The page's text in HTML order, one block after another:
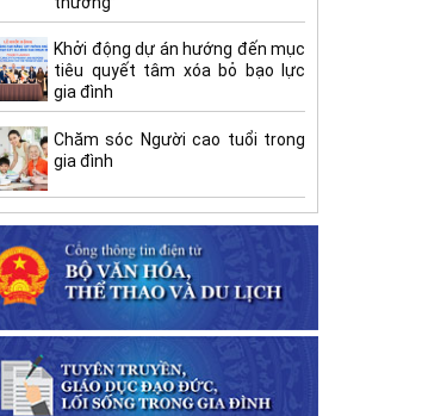
Khởi động dự án hướng đến mục
tiêu quyết tâm xóa bỏ bạo lực
gia đình
Chăm sóc Người cao tuổi trong
gia đình